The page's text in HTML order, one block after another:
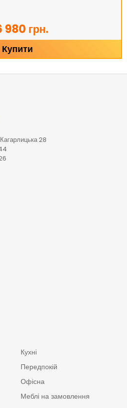
980 грн.
Купити
28
Кухні
Передпокій
Офісна
Меблі на замовлення